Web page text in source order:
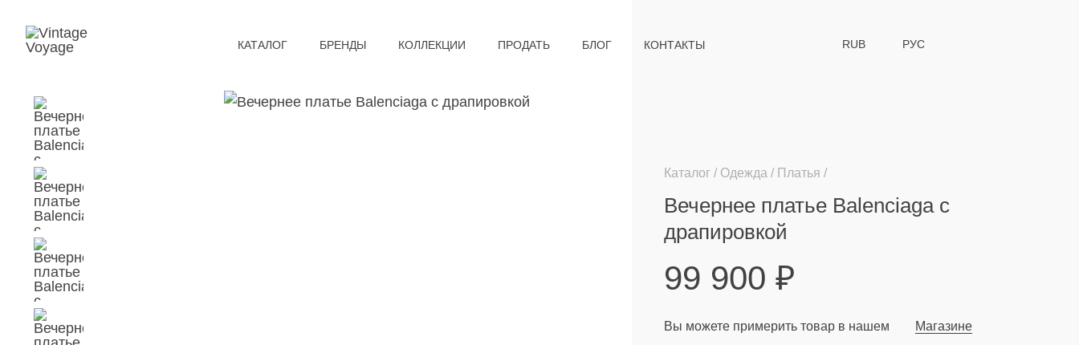
КАТАЛОГ БРЕНДЫ КОЛЛЕКЦИИ ПРОДАТЬ БЛОГ КОНТАКТЫ RUB РУС
Каталог Одежда Платья
Вечернее платье Balenciaga с
драпировкой
99 900₽
Вы можете примерить товар в нашем Магазине